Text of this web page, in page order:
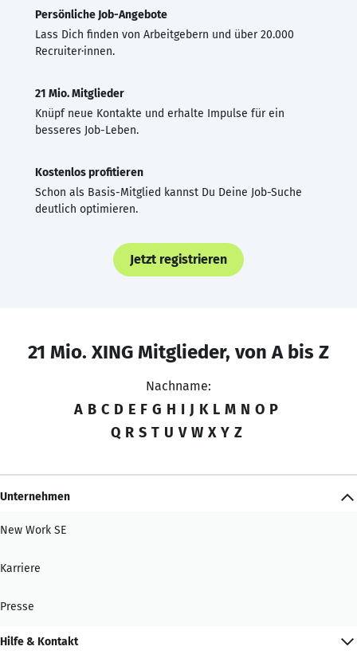
Persönliche Job-Angebote
Lass Dich finden von Arbeitgebern und über 20.000
Recruiter·innen.
21 Mio. Mitglieder
Knüpf neue Kontakte und erhalte Impulse für ein
besseres Job-Leben.
Kostenlos profitieren
Schon als Basis-Mitglied kannst Du Deine Job-Suche
deutlich optimieren.
Jetzt registrieren
21 Mio. XING Mitglieder, von A bis Z
Nachname:
A B C D E F G H I J K L M N O P
Q R S T U V W X Y Z
Unternehmen
New Work SE
Karriere
Presse
Hilfe & Kontakt